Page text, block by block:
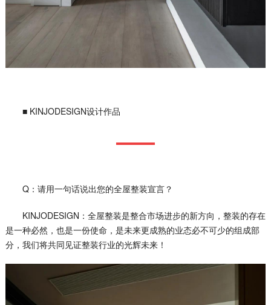
■ KINJODESIGN设计作品
Q：请用一句话说出您的全屋整装宣言？
KINJODESIGN：全屋整装是整合市场进步的新方向，整装的存在
是一种必然，也是一份使命，是未来更成熟的业态必不可少的组成部
分，我们将共同见证整装行业的光辉未来！